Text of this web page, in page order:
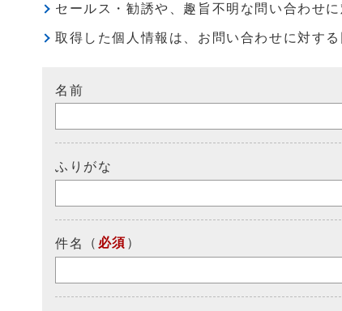
セールス・勧誘や、趣旨不明な問い合わせ
取得した個人情報は、お問い合わせに対す
名前
ふりがな
件名 （ 必須 ）